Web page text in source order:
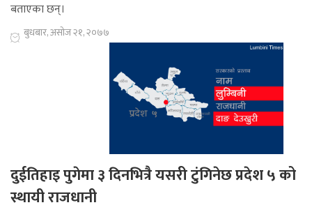
बताएका छन्।
बुधबार, असोज २१, २०७७
दुईतिहाइ पुगेमा ३ दिनभित्रै यसरी टुंगिनेछ प्रदेश ५ को
स्थायी राजधानी